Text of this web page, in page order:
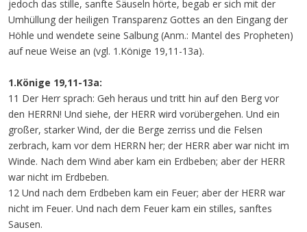
jedoch das stille, sanfte Säuseln hörte, begab er sich mit der
Umhüllung der heiligen Transparenz Gottes an den Eingang der
Höhle und wendete seine Salbung (Anm.: Mantel des Propheten)
auf neue Weise an (vgl. 1.Könige 19,11-13a).
1.Könige 19,11-13a:
11 Der Herr sprach: Geh heraus und tritt hin auf den Berg vor
den HERRN! Und siehe, der HERR wird vorübergehen. Und ein
großer, starker Wind, der die Berge zerriss und die Felsen
zerbrach, kam vor dem HERRN her; der HERR aber war nicht im
Winde. Nach dem Wind aber kam ein Erdbeben; aber der HERR
war nicht im Erdbeben.
12 Und nach dem Erdbeben kam ein Feuer; aber der HERR war
nicht im Feuer. Und nach dem Feuer kam ein stilles, sanftes
Sausen.